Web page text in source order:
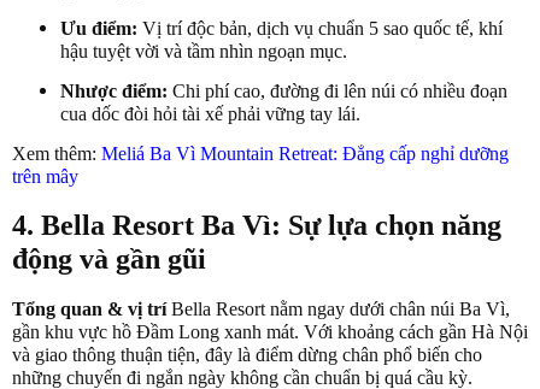
Ưu điểm: Vị trí độc bản, dịch vụ chuẩn 5 sao quốc tế, khí
hậu tuyệt vời và tầm nhìn ngoạn mục.
Nhược điểm: Chi phí cao, đường đi lên núi có nhiều đoạn
cua dốc đòi hỏi tài xế phải vững tay lái.
Xem thêm: Meliá Ba Vì Mountain Retreat: Đẳng cấp nghỉ dưỡng
trên mây
4. Bella Resort Ba Vì: Sự lựa chọn năng
động và gần gũi
Tổng quan & vị tríBella Resort nằm ngay dưới chân núi Ba Vì,
gần khu vực hồ Đầm Long xanh mát. Với khoảng cách gần Hà Nội
và giao thông thuận tiện, đây là điểm dừng chân phổ biến cho
những chuyến đi ngắn ngày không cần chuẩn bị quá cầu kỳ.